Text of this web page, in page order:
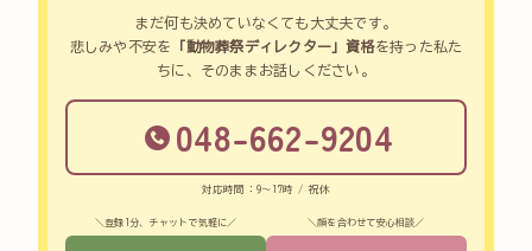
まだ何も決めていなくても大丈夫です。
悲しみや不安を
「動物葬祭ディレクター」資格を持った私た
ちに、そのままお話しください。
048-662-9204
対応時間：9～17時 / 祝休
＼登録1分、チャットで気軽に／ ＼顔を合わせて安心相談／